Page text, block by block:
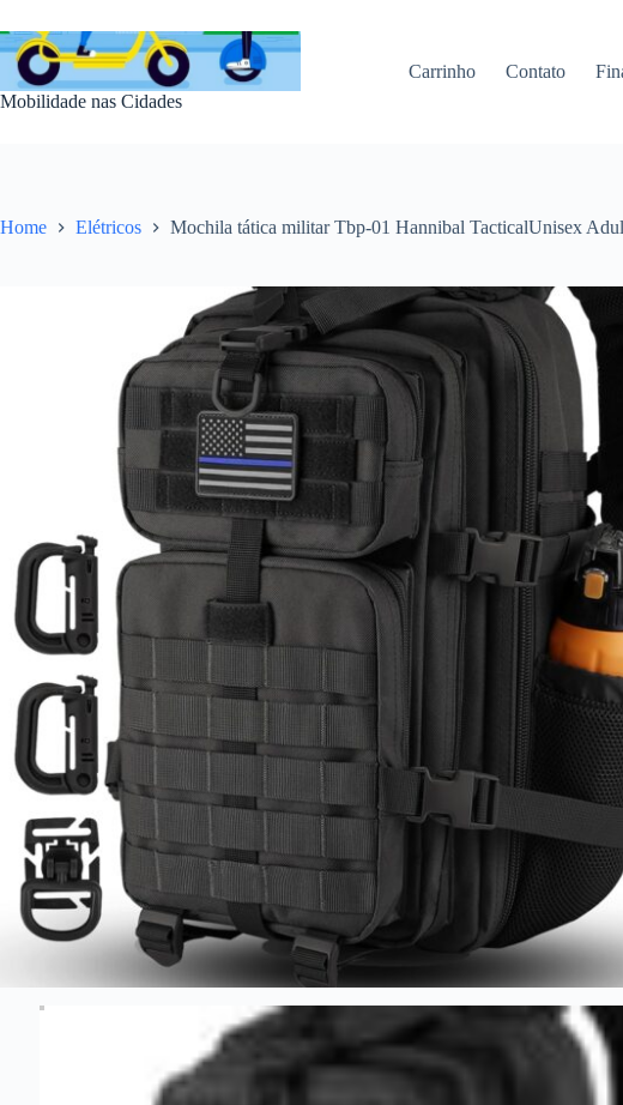
para
o
conteúdo
Mobilidade nas Cidades
Carrinho Contato
Home Elétricos Mochila tática militar Tbp-01 Hannibal TacticalUnisex